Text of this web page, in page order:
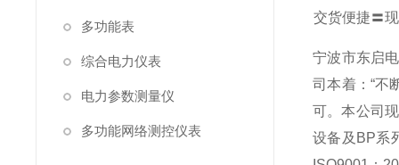
多功能表
综合电力仪表
电力参数测量仪
多功能网络测控仪表
交货便捷〓
宁波市东启
司本着：“不
可。本公司
设备及BP系